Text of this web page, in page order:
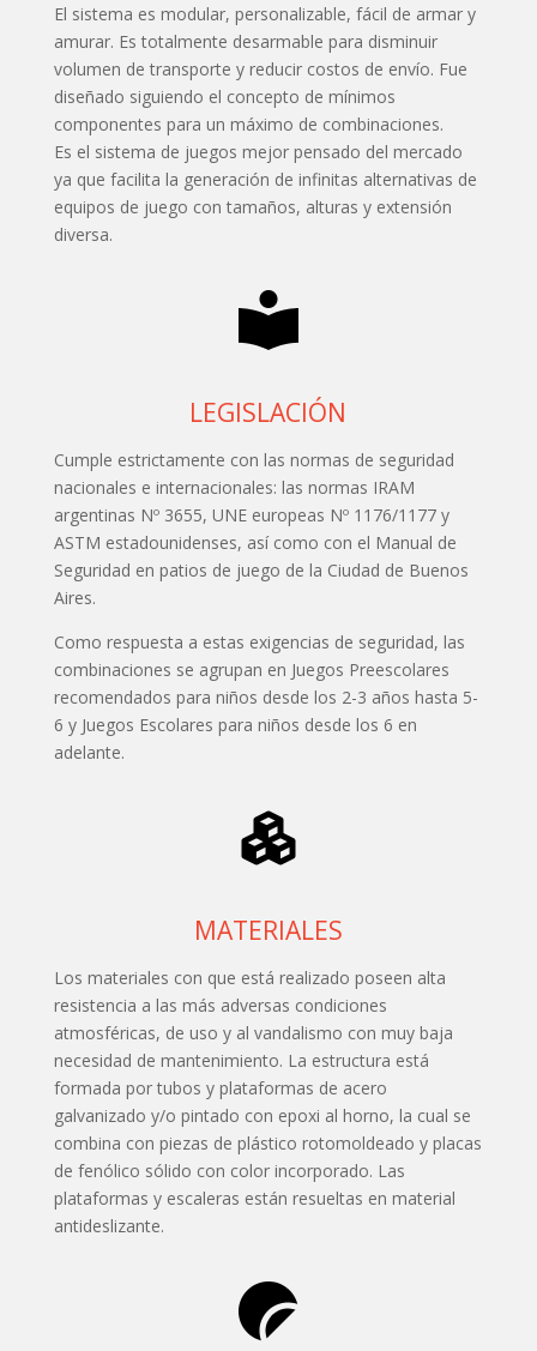
El sistema es modular, personalizable, fácil de armar y
amurar. Es totalmente desarmable para disminuir
volumen de transporte y reducir costos de envío. Fue
diseñado siguiendo el concepto de mínimos
componentes para un máximo de combinaciones.
Es el sistema de juegos mejor pensado del mercado
ya que facilita la generación de infinitas alternativas de
equipos de juego con tamaños, alturas y extensión
diversa.
LEGISLACIÓN
Cumple estrictamente con las normas de seguridad
nacionales e internacionales: las normas IRAM
argentinas Nº 3655, UNE europeas Nº 1176/1177 y
ASTM estadounidenses, así como con el Manual de
Seguridad en patios de juego de la Ciudad de Buenos
Aires.
Como respuesta a estas exigencias de seguridad, las
combinaciones se agrupan en Juegos Preescolares
recomendados para niños desde los 2-3 años hasta 5-
6 y Juegos Escolares para niños desde los 6 en
adelante.
MATERIALES
Los materiales con que está realizado poseen alta
resistencia a las más adversas condiciones
atmosféricas, de uso y al vandalismo con muy baja
necesidad de mantenimiento. La estructura está
formada por tubos y plataformas de acero
galvanizado y/o pintado con epoxi al horno, la cual se
combina con piezas de plástico rotomoldeado y placas
de fenólico sólido con color incorporado. Las
plataformas y escaleras están resueltas en material
antideslizante.